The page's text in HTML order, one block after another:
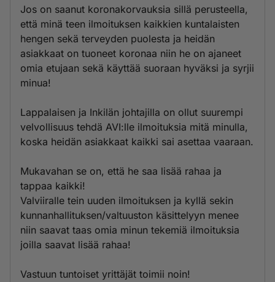
Jos on saanut koronakorvauksia sillä perusteella,
että minä teen ilmoituksen kaikkien kuntalaisten
hengen sekä terveyden puolesta ja heidän
asiakkaat on tuoneet koronaa niin he on ajaneet
omia etujaan sekä käyttää suoraan hyväksi ja syrjii
minua!
Lappalaisen ja Inkilän johtajilla on ollut suurempi
velvollisuus tehdä AVI:lle ilmoituksia mitä minulla,
koska heidän asiakkaat kaikki sai asettaa vaaraan.
Mukavahan se on, että he saa lisää rahaa ja
tappaa kaikki!
Valviiralle tein uuden ilmoituksen ja kyllä sekin
kunnanhallituksen/valtuuston käsittelyyn menee
niin saavat taas omia minun tekemiä ilmoituksia
joilla saavat lisää rahaa!
Vastuun tuntoiset yrittäjät toimii noin!